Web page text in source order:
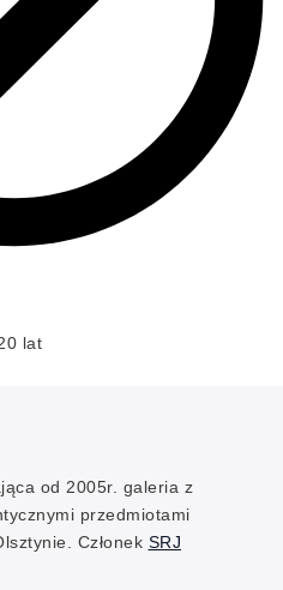
lat
od 2005r. galeria z
przedmiotami
Członek SRJ